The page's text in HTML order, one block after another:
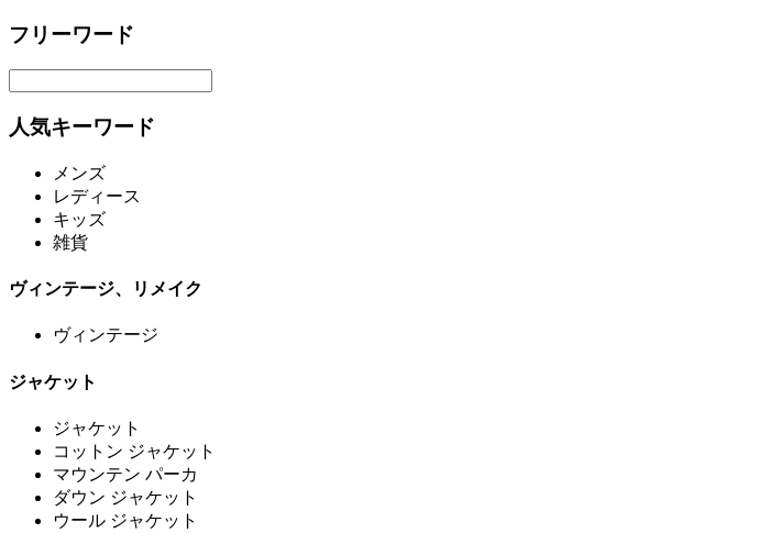
フリーワード
人気キーワード
メンズ
レディース
キッズ
雑貨
ヴィンテージ、リメイク
ヴィンテージ
ジャケット
ジャケット
コットン ジャケット
マウンテン パーカ
ダウン ジャケット
ウール ジャケット